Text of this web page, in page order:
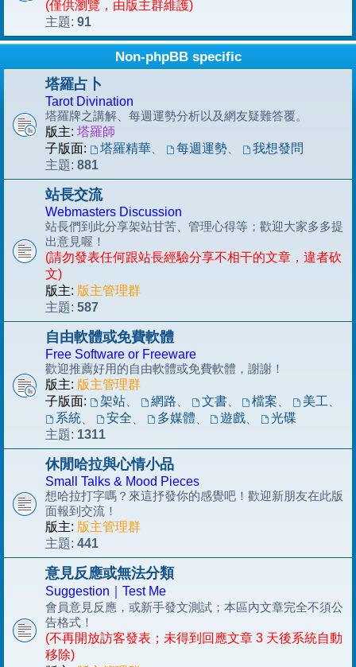
(僅供瀏覽，由版主群維護)
主題: 91
Non-phpBB specific
塔羅占卜
Tarot Divination
塔羅牌之講解、每週運勢分析以及網友疑難答覆。
版主: 塔羅師
子版面:
塔羅精華、 每週運勢、
我想發問
主題: 881
站長交流
Webmasters Discussion
站長們到此分享架站甘苦、管理心得等；歡迎大家多多提
出意見喔！
(請勿發表任何跟站長經驗分享不相干的文章，違者砍
文)
版主: 版主管理群
主題: 587
自由軟體或免費軟體
Free Software or Freeware
歡迎推薦好用的自由軟體或免費軟體，謝謝！
版主: 版主管理群
子版面:
架站、 網路 文書、 檔案 美工
系統、 安全 多媒體 遊戲
光碟
主題: 1311
休閒哈拉與心情小品
Small Talks & Mood Pieces
想哈拉打字嗎？來這抒發你的感覺吧！歡迎新朋友在此版
面報到交流！
版主: 版主管理群
主題: 441
意見反應或無法分類
Suggestion｜Test Me
會員意見反應，或新手發文測試；本區內文章完全不須公
告格式！
(不再開放訪客發表；未得到回應文章 3 天後系統自動
移除)